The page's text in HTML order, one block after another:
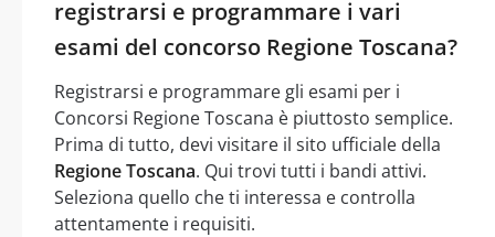
registrarsi e programmare i vari
esami del concorso Regione Toscana?
Registrarsi e programmare gli esami per i
Concorsi Regione Toscana è piuttosto semplice.
Prima di tutto, devi visitare il sito ufficiale della
Regione Toscana. Qui trovi tutti i bandi attivi.
Seleziona quello che ti interessa e controlla
attentamente i requisiti.